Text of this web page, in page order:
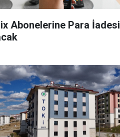
Abonelerine Para İadesi